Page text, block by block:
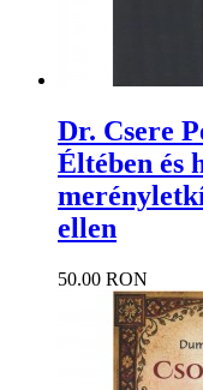
Dr. Csere
Éltében és
ellen
50.00 RON